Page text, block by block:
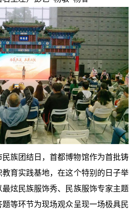
民族团结日，首都博物馆作为首批铸
育实践基地，在这个特别的日子举
炫民族服饰秀、民族服饰专家主题
等环节为现场观众呈现一场极具民